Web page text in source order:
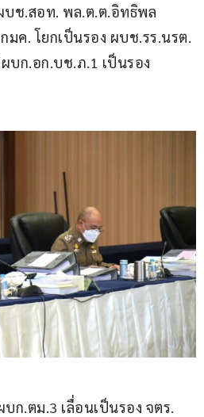
บช.สอท. พล.ต.ต.อิทธิพล
ค. โยกเป็นรอง ผบช.รร.นรต.
บก.อก.บช.ภ.1 เป็นรอง
ก.ตม.3 เลื่อนเป็นรอง จตร.